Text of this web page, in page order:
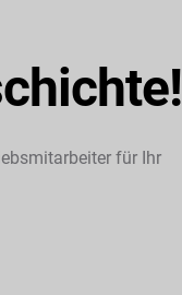
für Ihr